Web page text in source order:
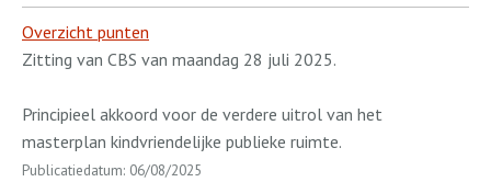
Overzicht punten
Zitting van CBS van maandag 28 juli 2025.
Principieel akkoord voor de verdere uitrol van het
masterplan kindvriendelijke publieke ruimte.
Publicatiedatum: 06/08/2025